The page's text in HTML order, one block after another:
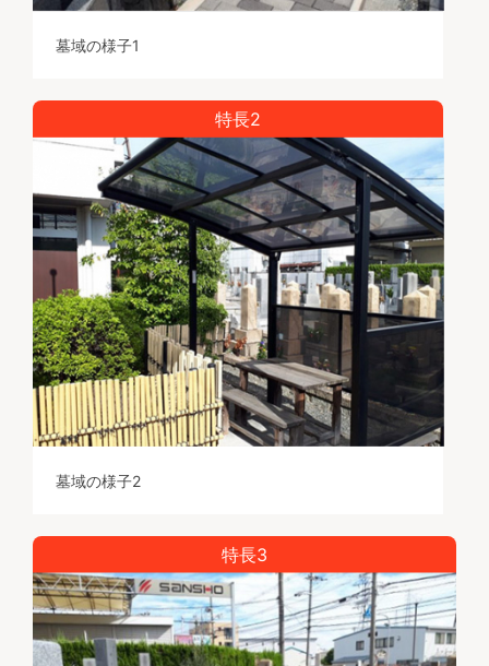
墓域の様子1
特長2
墓域の様子2
特長3